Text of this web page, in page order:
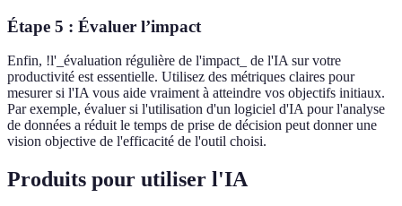
Étape 5 : Évaluer l’impact
Enfin, !l'_évaluation régulière de l'impact_ de l'IA sur votre
productivité est essentielle. Utilisez des métriques claires pour
mesurer si l'IA vous aide vraiment à atteindre vos objectifs initiaux.
Par exemple, évaluer si l'utilisation d'un logiciel d'IA pour l'analyse
de données a réduit le temps de prise de décision peut donner une
vision objective de l'efficacité de l'outil choisi.
Produits pour utiliser l'IA